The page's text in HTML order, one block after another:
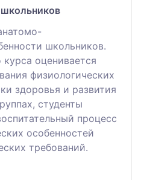
школьников.
оценивается
физиологических
здоровья и развития
студенты
процесс
особенностей
требований.